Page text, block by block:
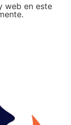
web en este